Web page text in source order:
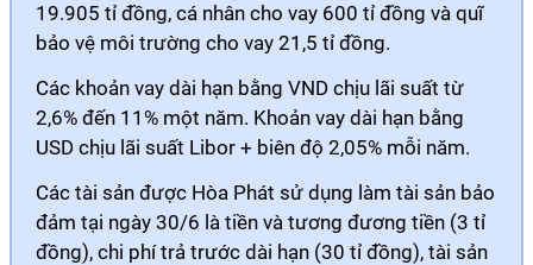
19.905 tỉ đồng, cá nhân cho vay 600 tỉ đồng và quĩ
bảo vệ môi trường cho vay 21,5 tỉ đồng.
Các khoản vay dài hạn bằng VND chịu lãi suất từ
2,6% đến 11% một năm. Khoản vay dài hạn bằng
USD chịu lãi suất Libor + biên độ 2,05% mỗi năm.
Các tài sản được Hòa Phát sử dụng làm tài sản bảo
đảm tại ngày 30/6 là tiền và tương đương tiền (3 tỉ
đồng), chi phí trả trước dài hạn (30 tỉ đồng), tài sản